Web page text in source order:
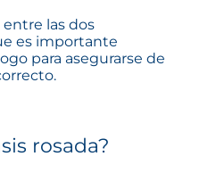
las dos
es importante
para asegurarse de
rosada?